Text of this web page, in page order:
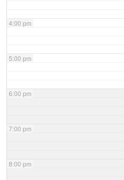
4:00 pm
5:00 pm
6:00 pm
7:00 pm
8:00 pm